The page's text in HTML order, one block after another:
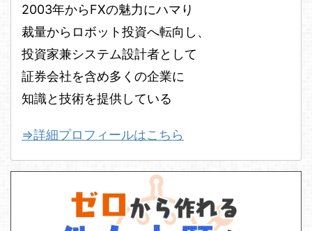
2003年からFXの魅力にハマり
裁量からロボット投資へ転向し、
投資家兼システム設計者として
証券会社を含め多くの企業に
知識と技術を提供している
⇒詳細プロフィールはこちら